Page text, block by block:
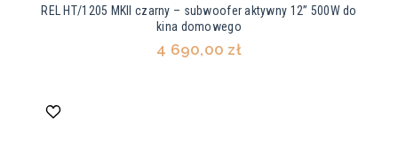
REL HT/1205 MKII czarny – subwoofer aktywny 12” 500W do
kina domowego
4 690,00 zł